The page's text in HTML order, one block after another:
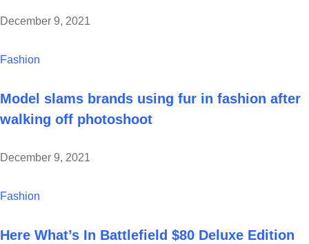
December 9, 2021
Fashion
Model slams brands using fur in fashion after
walking off photoshoot
December 9, 2021
Fashion
Here What’s In Battlefield $80 Deluxe Edition